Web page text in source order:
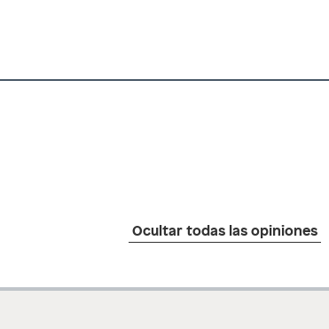
Ocultar todas las opiniones